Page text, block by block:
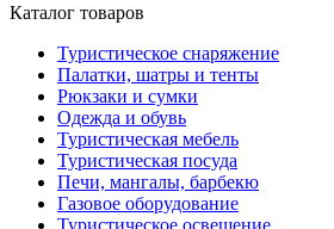
Каталог товаров
Туристическое снаряжение
Палатки, шатры и тенты
Рюкзаки и сумки
Одежда и обувь
Туристическая мебель
Туристическая посуда
Печи, мангалы, барбекю
Газовое оборудование
Туристическое освещение